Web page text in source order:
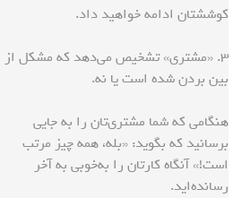
کوششتان ادامه خواهید داد.
۳. «مشتری» تشخیص می‌دهد که مشکل از
بین بردن شده است یا نه.
هنگامی که شما مشتری‌تان را به جایی
برسانید که بگوید: «بله، همه چیز مرتب
است!» آنگاه کارتان را به‌خوبی به آخر
رسانده‌اید.